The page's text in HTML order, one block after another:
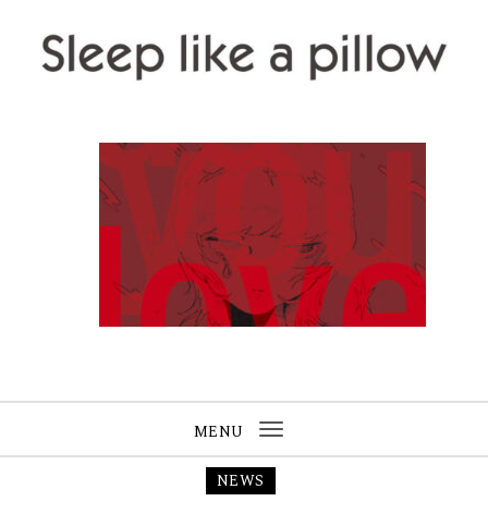
Skip to content
MENU
Toggle
NEWS